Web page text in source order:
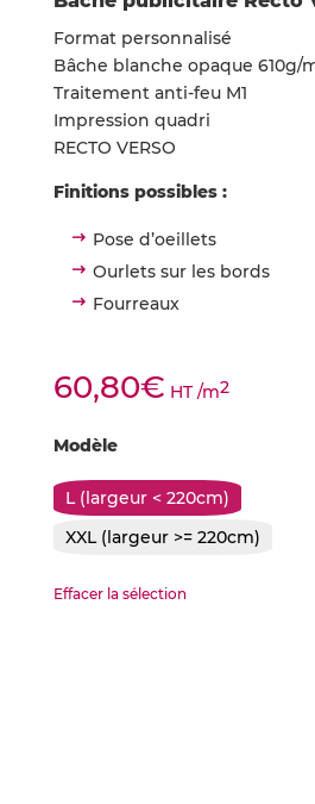
Format personnalisé
Bâche blanche opaque 610g/
Traitement anti-feu M1
Impression quadri
RECTO VERSO
Finitions possibles :
Pose d’oeillets
Ourlets sur les bords
Fourreaux
60,80€ HT /m2
Modèle
L (largeur < 220cm)
XXL (largeur >= 220cm)
Effacer la sélection